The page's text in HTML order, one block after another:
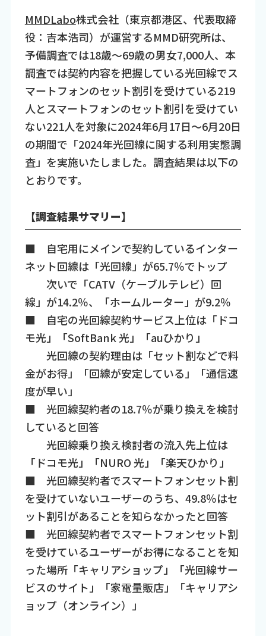
MMDLabo株式会社（東京都港区、代表取締
役：吉本浩司）が運営するMMD研究所は、
予備調査では18歳～69歳の男女7,000人、本
調査では契約内容を把握している光回線でス
マートフォンのセット割引を受けている219
人とスマートフォンのセット割引を受けてい
ない221人を対象に2024年6月17日～6月20日
の期間で「2024年光回線に関する利用実態調
査」を実施いたしました。調査結果は以下の
とおりです。
【調査結果サマリー】
■ 自宅用にメインで契約しているインター
ネット回線は「光回線」が65.7％でトップ
次いで「CATV（ケーブルテレビ）回
線」が14.2％、「ホームルーター」が9.2％
■ 自宅の光回線契約サービス上位は「ドコ
モ光」「SoftBank 光」「auひかり」
光回線の契約理由は「セット割などで料
金がお得」「回線が安定している」「通信速
度が早い」
■ 光回線契約者の18.7％が乗り換えを検討
していると回答
光回線乗り換え検討者の流入先上位は
「ドコモ光」「NURO 光」「楽天ひかり」
■ 光回線契約者でスマートフォンセット割
を受けていないユーザーのうち、49.8％はセ
ット割引があることを知らなかったと回答
■ 光回線契約者でスマートフォンセット割
を受けているユーザーがお得になることを知
った場所「キャリアショップ」「光回線サー
ビスのサイト」「家電量販店」「キャリアシ
ョップ（オンライン）」